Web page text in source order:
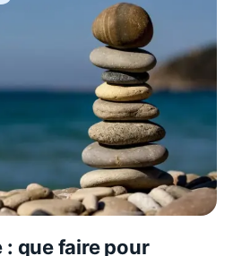
que faire pour